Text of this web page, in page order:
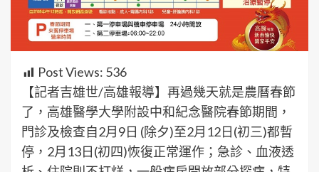
Post Views: 536
【記者吉雄世/高雄報導】再過幾天就是農曆春節
了，高雄醫學大學附設中和紀念醫院春節期間，
門診及檢查自2月9日 (除夕)至2月12日(初三)都暫
停，2月13日(初四)恢復正常運作；急診、血液透